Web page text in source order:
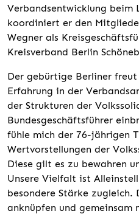
Verbandsentwicklung beim
koordiniert er den
Wegner als
Kreisverband Berlin
Der gebürtige Berliner
Erfahrung in der
der Strukturen der
Bundesgeschäftsführer
fühle mich der 76-jährigen
Wertvorstellungen der
Diese gilt es zu bewahren
Unsere Vielfalt ist
besondere Stärke
anknüpfen und gemeinsam